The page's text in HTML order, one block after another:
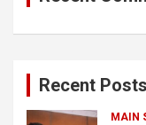
Recent Posts
MAIN